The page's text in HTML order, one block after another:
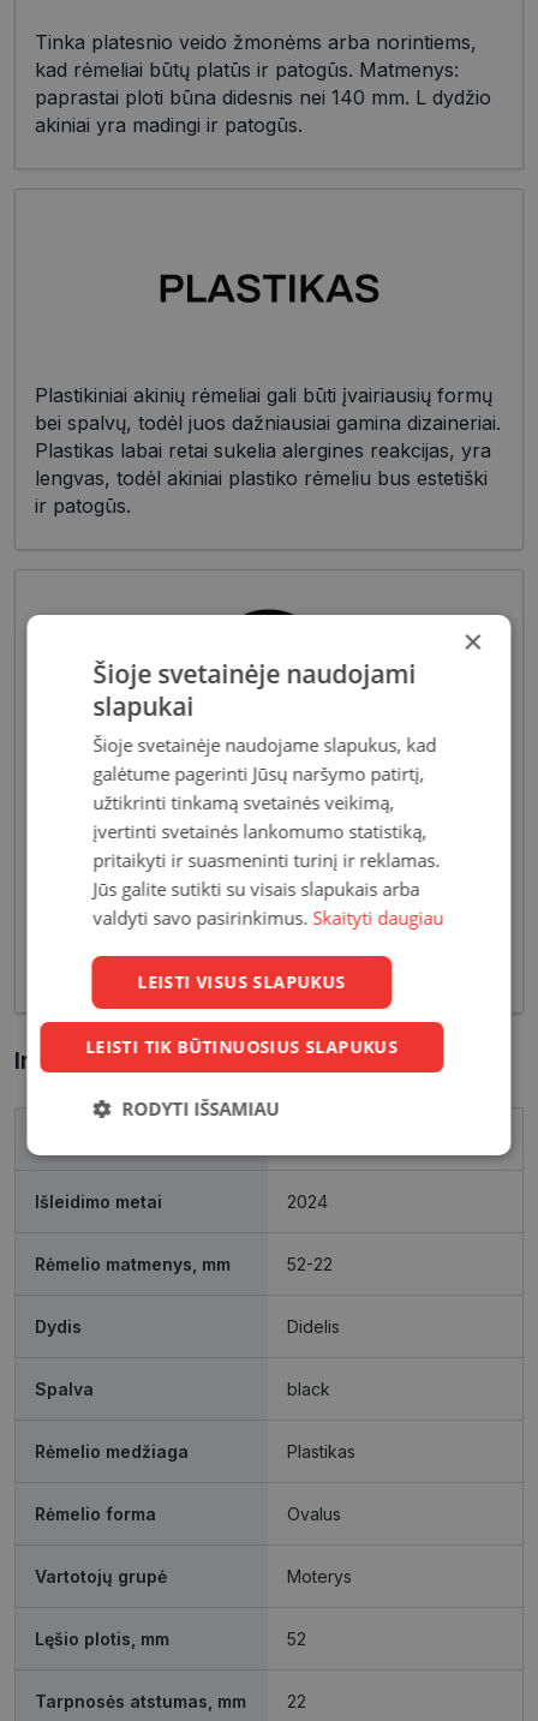
Tinka platesnio veido žmonėms arba norintiems,
kad rėmeliai būtų platūs ir patogūs. Matmenys:
paprastai ploti būna didesnis nei 140 mm. L dydžio
akiniai yra madingi ir patogūs.
Plastikiniai akinių rėmeliai gali būti įvairiausių formų
bei spalvų, todėl juos dažniausiai gamina dizaineriai.
Plastikas labai retai sukelia alergines reakcijas, yra
lengvas, todėl akiniai plastiko rėmeliu bus estetiški
ir patogūs.
Akiniai moterims dažniausiai pasižymi subtiliais
dizaino elementais, suteikiančiais harmoningą bei
moterišką įvaizdį. Šiandien dienai stilių bei medžiagų
įvairovė leidžia akinių dizaineriams pristatyti Jums
tiek klasikinių, tiek netikėčiausių ir drąsiausių
sprendimų akinių rėmelių. Tai ne tik regėjimo
akcentas.
Informacija apie prekę
Išleidimo metai 2024
Rėmelio matmenys, mm 52-22
Dydis Didelis
Spalva black
Rėmelio medžiaga Plastikas
Rėmelio forma Ovalus
Vartotojų grupė Moterys
Lęšio plotis, mm 52
Tarpnosės atstumas, mm 22
×
Šioje svetainėje naudojami
slapukai
Šioje svetainėje naudojame slapukus, kad
galėtume pagerinti Jūsų naršymo patirtį,
užtikrinti tinkamą svetainės veikimą,
įvertinti svetainės lankomumo statistiką,
pritaikyti ir suasmeninti turinį ir reklamas.
Jūs galite sutikti su visais slapukais arba
valdyti savo pasirinkimus. Skaityti daugiau
LEISTI VISUS SLAPUKUS
LEISTI TIK BŪTINUOSIUS SLAPUKUS
RODYTI IŠSAMIAU
Būtinieji
Statistikos
slapukai
Rinkodaros
slapukai
Funkciniai
Neklasifikuoti
slapukai
Būtinieji slapukai
Statistikos slapukai
Neklasifikuoti slapukai
Šie slapukai yra būtini, kad galėtumėte naršyti
svetainės turinį bei naudotis jo funkcijomis. Šie
slapukai atpažįsta Jūsų įrenginį, tačiau neatskleidžia
Jūsų tapatybės, taip pat nerenka informacijos. Be šių
slapukų tinklalapis neveiks tinkamai. Šie slapukai
saugomi Jūsų įrenginyje, kol slapukai atlieka savo